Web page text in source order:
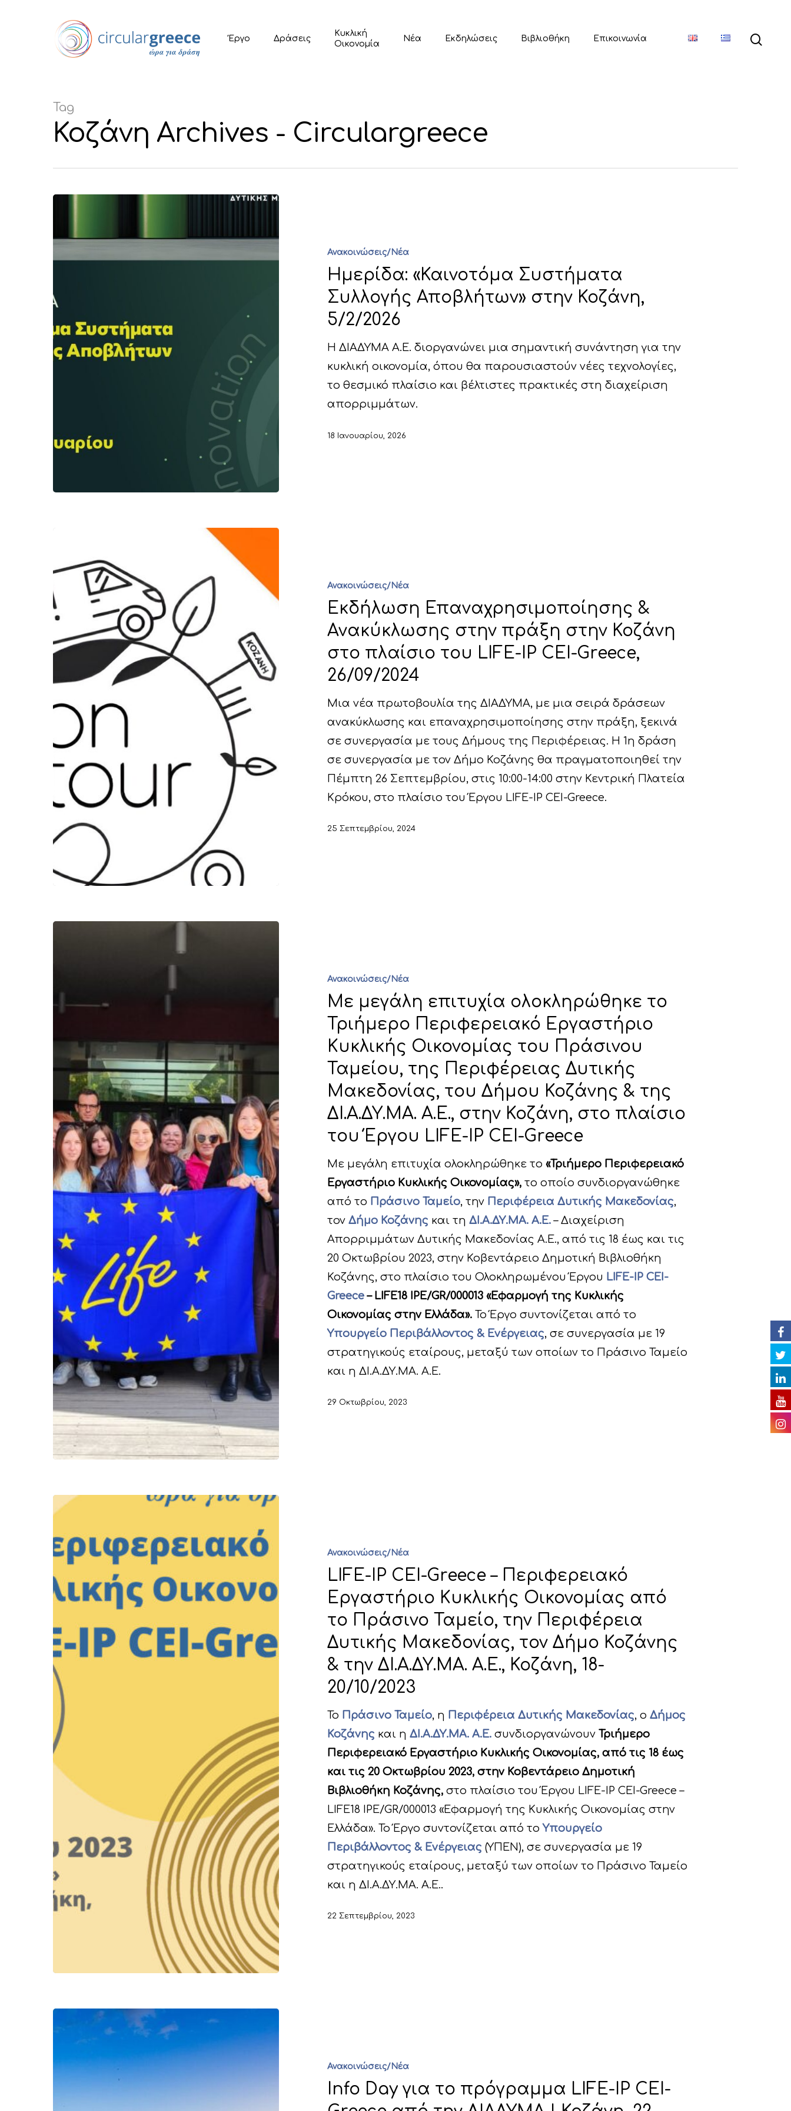
Hit enter to search or ESC to close
Έργο Δράσεις
Κυκλική
Οικονομία
Νέα Εκδηλώσεις Βιβλιοθήκη Επικοινωνία
Tag
Κοζάνη Archives - Circulargreece
Ανακοινώσεις/Νέα
Ημερίδα: «Καινοτόμα Συστήματα
Συλλογής Αποβλήτων» στην Κοζάνη,
5/2/2026
Η ΔΙΑΔΥΜΑ Α.Ε. διοργανώνει μια σημαντική συνάντηση για την
κυκλική οικονομία, όπου θα παρουσιαστούν νέες τεχνολογίες,
το θεσμικό πλαίσιο και βέλτιστες πρακτικές στη διαχείριση
απορριμμάτων.
18 Ιανουαρίου, 2026
Ανακοινώσεις/Νέα
Εκδήλωση Επαναχρησιμοποίησης &
Ανακύκλωσης στην πράξη στην Κοζάνη
στο πλαίσιο του LIFE-IP CEI-Greece,
26/09/2024
Μια νέα πρωτοβουλία της ΔΙΑΔΥΜΑ, με μια σειρά δράσεων
ανακύκλωσης και επαναχρησιμοποίησης στην πράξη, ξεκινά
σε συνεργασία με τους Δήμους της Περιφέρειας. Η 1η δράση
σε συνεργασία με τον Δήμο Κοζάνης θα πραγματοποιηθεί την
Πέμπτη 26 Σεπτεμβρίου, στις 10:00-14:00 στην Κεντρική Πλατεία
Κρόκου, στο πλαίσιο του Έργου LIFE-IP CEI-Greece.
25 Σεπτεμβρίου, 2024
Ανακοινώσεις/Νέα
Με μεγάλη επιτυχία ολοκληρώθηκε το
Τριήμερο Περιφερειακό Εργαστήριο
Κυκλικής Οικονομίας του Πράσινου
Ταμείου, της Περιφέρειας Δυτικής
Μακεδονίας, του Δήμου Κοζάνης & της
ΔΙ.Α.ΔΥ.ΜΑ. Α.Ε., στην Κοζάνη, στο πλαίσιο
του Έργου LIFE-IP CEI-Greece
Με μεγάλη επιτυχία ολοκληρώθηκε το «Τριήμερο Περιφερειακό
Εργαστήριο Κυκλικής Οικονομίας», το οποίο συνδιοργανώθηκε
από το Πράσινο Ταμείο, την Περιφέρεια Δυτικής Μακεδονίας,
τον Δήμο Κοζάνης και τη ΔΙ.Α.ΔΥ.ΜΑ. Α.Ε.– Διαχείριση
Απορριμμάτων Δυτικής Μακεδονίας Α.Ε., από τις 18 έως και τις
20 Οκτωβρίου 2023, στην Κοβεντάρειο Δημοτική Βιβλιοθήκη
Κοζάνης, στο πλαίσιο του Ολοκληρωμένου Έργου LIFE-IP CEI-
Greece– LIFE18 IPE/GR/000013 «Εφαρμογή της Κυκλικής
Οικονομίας στην Ελλάδα». Το Έργο συντονίζεται από το
Υπουργείο Περιβάλλοντος & Ενέργειας, σε συνεργασία με 19
στρατηγικούς εταίρους, μεταξύ των οποίων το Πράσινο Ταμείο
και η ΔΙ.Α.ΔΥ.ΜΑ. Α.Ε.
29 Οκτωβρίου, 2023
Ανακοινώσεις/Νέα
LIFE-IP CEI-Greece – Περιφερειακό
Εργαστήριο Κυκλικής Οικονομίας από
το Πράσινο Ταμείο, την Περιφέρεια
Δυτικής Μακεδονίας, τον Δήμο Κοζάνης
& την ΔΙ.Α.ΔΥ.ΜΑ. Α.Ε., Κοζάνη, 18-
20/10/2023
Το Πράσινο Ταμείο, η Περιφέρεια Δυτικής Μακεδονίας, ο Δήμος
Κοζάνης και η ΔΙ.Α.ΔΥ.ΜΑ. Α.Ε.συνδιοργανώνουν Τριήμερο
Περιφερειακό Εργαστήριο Κυκλικής Οικονομίας, από τις 18 έως
και τις 20 Οκτωβρίου 2023, στην Κοβεντάρειο Δημοτική
Βιβλιοθήκη Κοζάνης, στο πλαίσιο του Έργου LIFE-IP CEI-Greece –
LIFE18 IPE/GR/000013 «Εφαρμογή της Κυκλικής Οικονομίας στην
Ελλάδα». Το Έργο συντονίζεται από το Υπουργείο
Περιβάλλοντος & Ενέργειας (ΥΠΕΝ), σε συνεργασία με 19
στρατηγικούς εταίρους, μεταξύ των οποίων το Πράσινο Ταμείο
και η ΔΙ.Α.ΔΥ.ΜΑ. Α.Ε..
22 Σεπτεμβρίου, 2023
Ανακοινώσεις/Νέα
Info Day για το πρόγραμμα LIFE-IP CEI-